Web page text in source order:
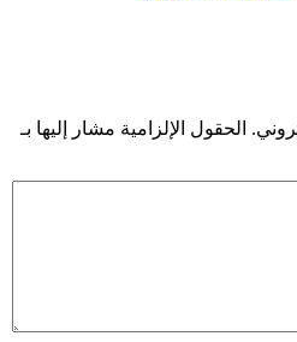
الحقول الإلزامية مشار إليها بـ